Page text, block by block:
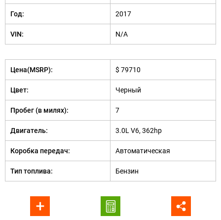
Год: 2017
VIN: N/A
Цена(MSRP): $ 79710
Цвет: Черный
Пробег (в милях): 7
Двигатель: 3.0L V6, 362hp
Коробка передач: Автоматическая
Тип топлива: Бензин